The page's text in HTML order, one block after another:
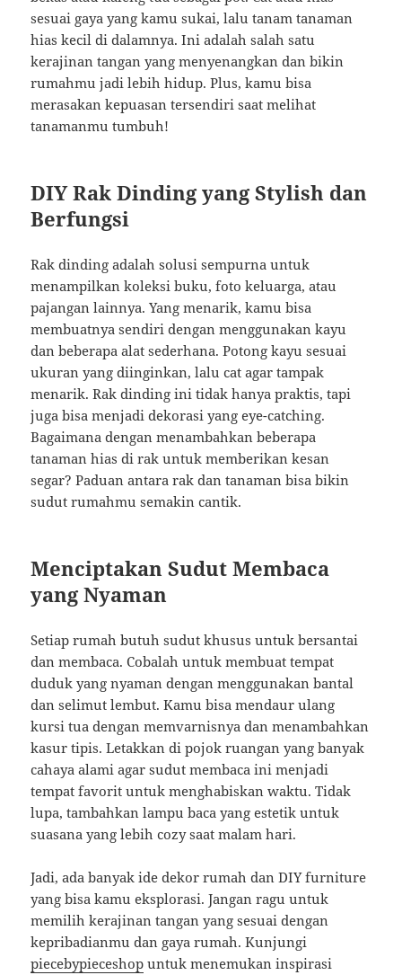
sesuai gaya yang kamu sukai, lalu tanam tanaman
hias kecil di dalamnya. Ini adalah salah satu
kerajinan tangan yang menyenangkan dan bikin
rumahmu jadi lebih hidup. Plus, kamu bisa
merasakan kepuasan tersendiri saat melihat
tanamanmu tumbuh!
DIY Rak Dinding yang Stylish dan
Berfungsi
Rak dinding adalah solusi sempurna untuk
menampilkan koleksi buku, foto keluarga, atau
pajangan lainnya. Yang menarik, kamu bisa
membuatnya sendiri dengan menggunakan kayu
dan beberapa alat sederhana. Potong kayu sesuai
ukuran yang diinginkan, lalu cat agar tampak
menarik. Rak dinding ini tidak hanya praktis, tapi
juga bisa menjadi dekorasi yang eye-catching.
Bagaimana dengan menambahkan beberapa
tanaman hias di rak untuk memberikan kesan
segar? Paduan antara rak dan tanaman bisa bikin
sudut rumahmu semakin cantik.
Menciptakan Sudut Membaca
yang Nyaman
Setiap rumah butuh sudut khusus untuk bersantai
dan membaca. Cobalah untuk membuat tempat
duduk yang nyaman dengan menggunakan bantal
dan selimut lembut. Kamu bisa mendaur ulang
kursi tua dengan memvarnisnya dan menambahkan
kasur tipis. Letakkan di pojok ruangan yang banyak
cahaya alami agar sudut membaca ini menjadi
tempat favorit untuk menghabiskan waktu. Tidak
lupa, tambahkan lampu baca yang estetik untuk
suasana yang lebih cozy saat malam hari.
Jadi, ada banyak ide dekor rumah dan DIY furniture
yang bisa kamu eksplorasi. Jangan ragu untuk
memilih kerajinan tangan yang sesuai dengan
kepribadianmu dan gaya rumah. Kunjungi
piecebypieceshop untuk menemukan inspirasi